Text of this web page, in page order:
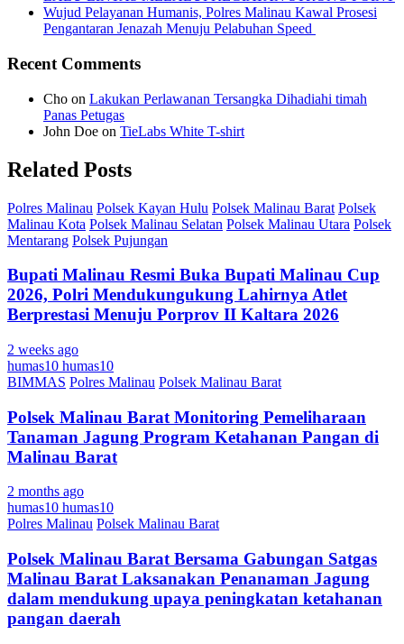
Wujud Pelayanan Humanis, Polres Malinau Kawal Prosesi
Pengantaran Jenazah Menuju Pelabuhan Speed
Recent Comments
Cho on Lakukan Perlawanan Tersangka Dihadiahi timah
Panas Petugas
John Doe on TieLabs White T-shirt
Related Posts
Polres Malinau Polsek Kayan Hulu Polsek Malinau Barat Polsek
Malinau Kota Polsek Malinau Selatan Polsek Malinau Utara Polsek
Mentarang Polsek Pujungan
Bupati Malinau Resmi Buka Bupati Malinau Cup
2026, Polri Mendukungukung Lahirnya Atlet
Berprestasi Menuju Porprov II Kaltara 2026
2 weeks ago
humas10 humas10
BIMMAS Polres Malinau Polsek Malinau Barat
Polsek Malinau Barat Monitoring Pemeliharaan
Tanaman Jagung Program Ketahanan Pangan di
Malinau Barat
2 months ago
humas10 humas10
Polres Malinau Polsek Malinau Barat
Polsek Malinau Barat Bersama Gabungan Satgas
Malinau Barat Laksanakan Penanaman Jagung
dalam mendukung upaya peningkatan ketahanan
pangan daerah